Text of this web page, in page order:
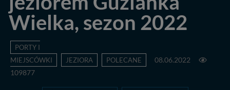
Wielka, sezon 2022
PORTY I
MIEJSCÓWKI
JEZIORA POLECANE
08.06.2022
109877